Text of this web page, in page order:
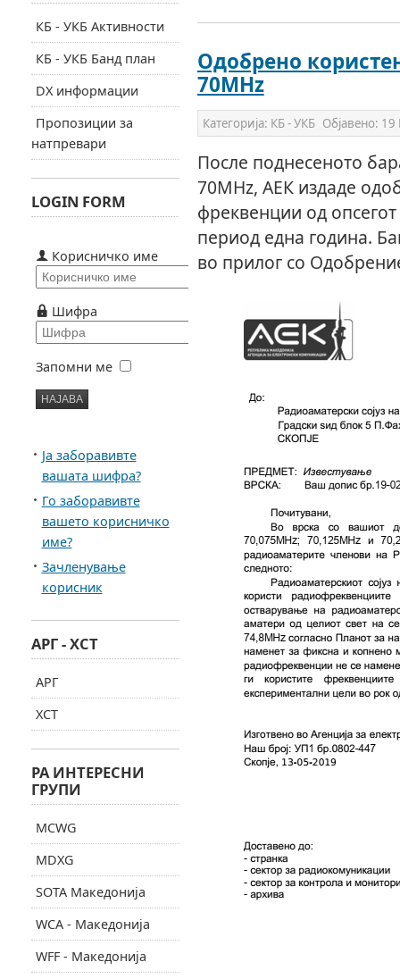
Одобрено
70MHz
Категорија: КБ - УКБ Објавено: 19
После поднесеното
70MHz, АЕК издаде
фреквенции од
период една година.
во прилог со
КБ - УКБ Активности
КБ - УКБ Банд план
DX информации
Пропозиции за
натпревари
LOGIN FORM
Корисничко име
Шифра
Запомни ме
Ја заборавивте
вашата шифра?
Го заборавивте
вашето корисничко
име?
Зачленување
корисник
АРГ - ХСТ
АРГ
ХСТ
РА ИНТЕРЕСНИ
ГРУПИ
MCWG
MDXG
SOTA Македонија
WCA - Македонија
WFF - Македонија